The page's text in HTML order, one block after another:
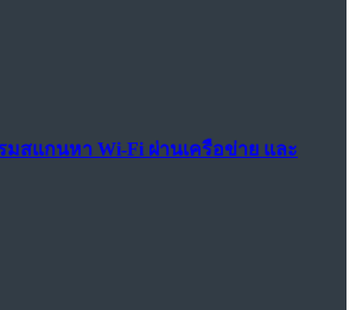
มสแกนหา Wi-Fi ผ่านเครือข่าย และ